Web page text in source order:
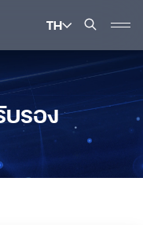
TH
บรอง